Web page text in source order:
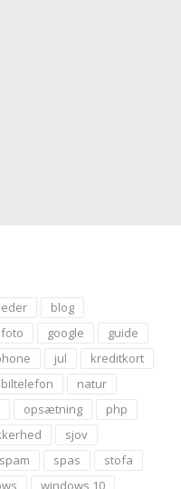
blog
foto google
guide
jul
kreditkort
natur
opsætning
php
sjov
spam spas
stofa
windows 10